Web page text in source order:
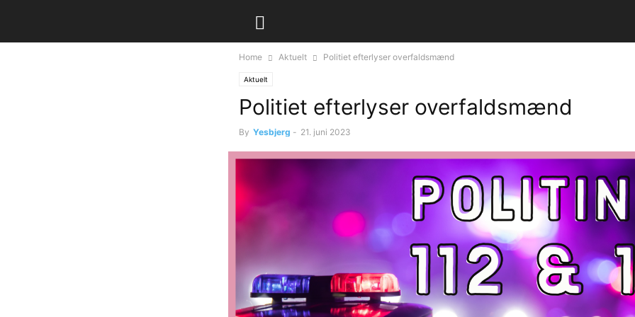
Home Aktuelt Politiet efterlyser overfaldsmænd
Aktuelt
Politiet efterlyser overfaldsmænd
By Yesbjerg - 21. juni 2023